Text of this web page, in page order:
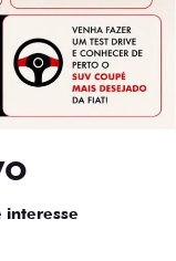
interesse